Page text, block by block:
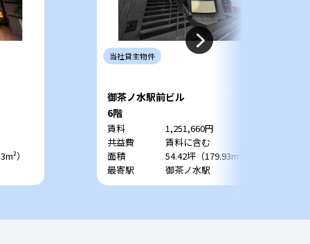
）
当社貸主物件
御茶ノ水駅前ビル
6階
賃料
1,251,660円
共益費
賃料に含む
面積
54.42坪（179.93m²）
最寄駅
御茶ノ水駅